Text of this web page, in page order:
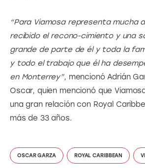
“Para Viamosa representa mucha
recibido el recono-cimiento y una
grande de parte de él y toda la
y todo el trabajo que él ha
en Monterrey”, mencionó Adrián
Oscar, quien mencionó que
una gran relación con Royal
más de 33 años.
OSCAR GARZA ROYAL CARIBBEAN